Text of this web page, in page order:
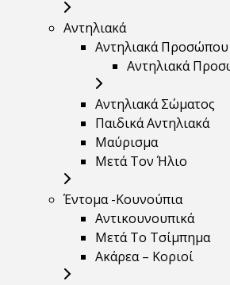
Αντηλιακά
Αντηλιακά Προσώπου
Αντηλιακά
Αντηλιακά Σώματος
Παιδικά Αντηλιακά
Μαύρισμα
Mετά Τον Ήλιο
Έντομα -Κουνούπια
Αντικουνουπικά
Μετά Το Τσίμπημα
Ακάρεα – Κοριοί